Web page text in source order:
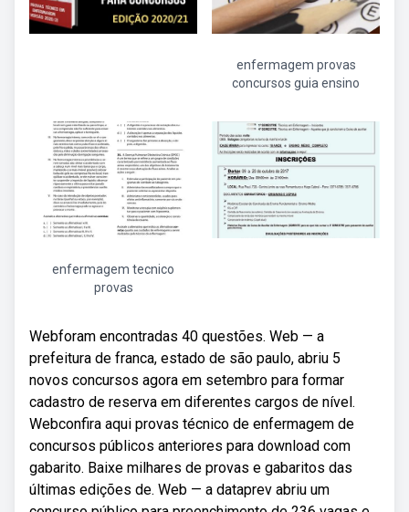
enfermagem provas
concursos guia ensino
enfermagem tecnico
provas
Webforam encontradas 40 questões. Web — a
prefeitura de franca, estado de são paulo, abriu 5
novos concursos agora em setembro para formar
cadastro de reserva em diferentes cargos de nível.
Webconfira aqui provas técnico de enfermagem de
concursos públicos anteriores para download com
gabarito. Baixe milhares de provas e gabaritos das
últimas edições de. Web — a dataprev abriu um